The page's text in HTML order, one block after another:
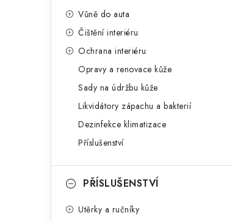
Vůně do auta
Čištění interiéru
Ochrana interiéru
Opravy a renovace kůže
Sady na údržbu kůže
Likvidátory zápachu a bakterií
Dezinfekce klimatizace
Příslušenství
PŘÍSLUŠENSTVÍ
Utěrky a ručníky